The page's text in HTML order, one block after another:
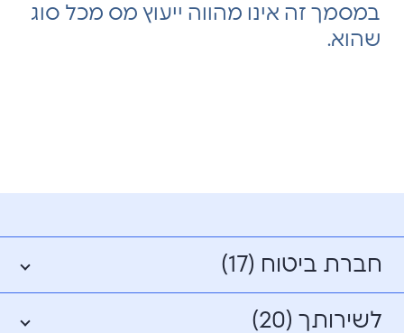
במסמך זה אינו מהווה ייעוץ מס מכל סוג
שהוא.
חברת ביטוח (17)
לשירותך (20)